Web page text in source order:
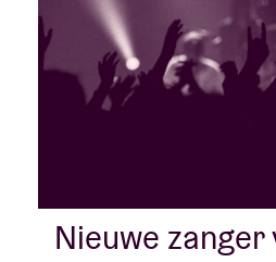
Nieuwe zanger